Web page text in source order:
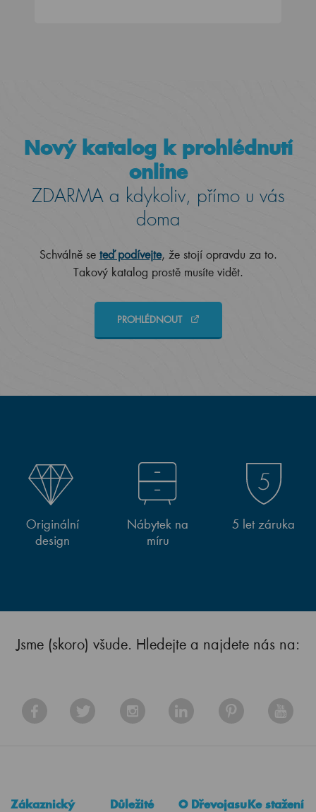
Nový katalog k prohlédnutí
online
ZDARMA a kdykoliv, přímo u vás
doma
Schválně se teď podívejte, že stojí opravdu za to.
Takový katalog prostě musíte vidět.
PROHLÉDNOUT
Originální
design
Nábytek na
míru
5 let záruka
Jsme (skoro) všude. Hledejte a najdete nás na:
Zákaznický
Důležité
O DřevojasuKe stažení